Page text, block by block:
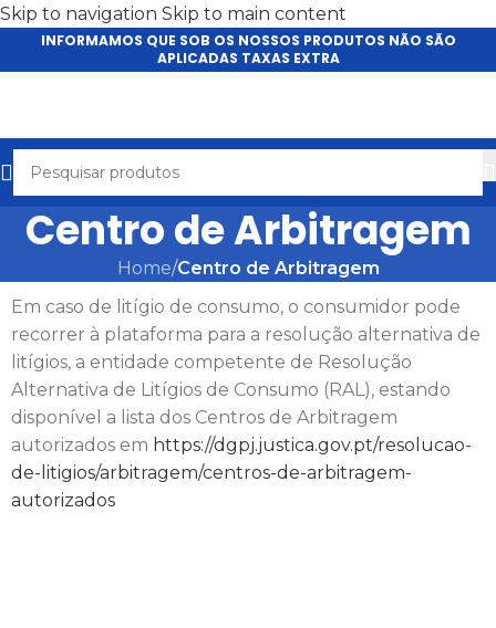
Skip to navigation Skip to main content
INFORMAMOS QUE SOB OS NOSSOS PRODUTOS NÃO SÃO
APLICADAS TAXAS EXTRA
Centro de Arbitragem
Home/Centro de Arbitragem
Em caso de litígio de consumo, o consumidor pode
recorrer à plataforma para a resolução alternativa de
litígios, a entidade competente de Resolução
Alternativa de Litígios de Consumo (RAL), estando
disponível a lista dos Centros de Arbitragem
autorizados em https://dgpj.justica.gov.pt/resolucao-
de-litigios/arbitragem/centros-de-arbitragem-
autorizados